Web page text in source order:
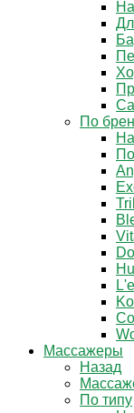
По
Массажеры
Назад
По типу